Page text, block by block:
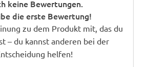
keine Bewertungen.
die erste Bewertung!
zu dem Produkt mit, das du
– du kannst anderen bei der
helfen!